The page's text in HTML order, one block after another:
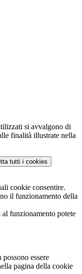
si avvalgono di
finalità illustrate nella
tutti i cookies
cookie consentire.
il funzionamento della
al funzionamento potete
essere
pagina della cookie